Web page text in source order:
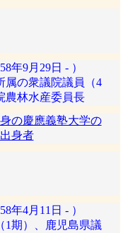
年9月29日 - ）
属の衆議院議員（4
農林水産委員長
の慶應義塾大学の
身者
年4月11日 - ）
1期）、鹿児島県議